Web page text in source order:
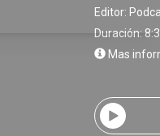
Editor:
Duración:
Mas